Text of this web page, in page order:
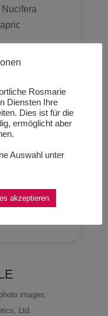
11,
Trisodium
Sorbitan
(CI
images:
Ltd.
Rosmarie
Diensten Ihre
Dies ist für die
ermöglicht aber
Auswahl unter
akzeptieren